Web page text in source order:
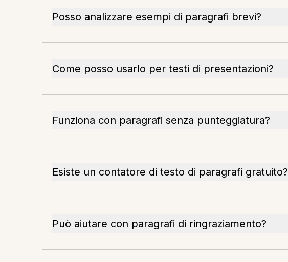
Posso analizzare esempi di paragrafi brevi?
Come posso usarlo per testi di presentazioni?
Funziona con paragrafi senza punteggiatura?
Esiste un contatore di testo di paragrafi gratuito?
Può aiutare con paragrafi di ringraziamento?